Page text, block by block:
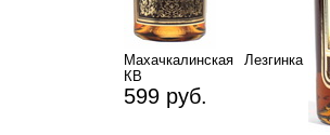
Махачкалинская Лезгинка
КВ
599 руб.